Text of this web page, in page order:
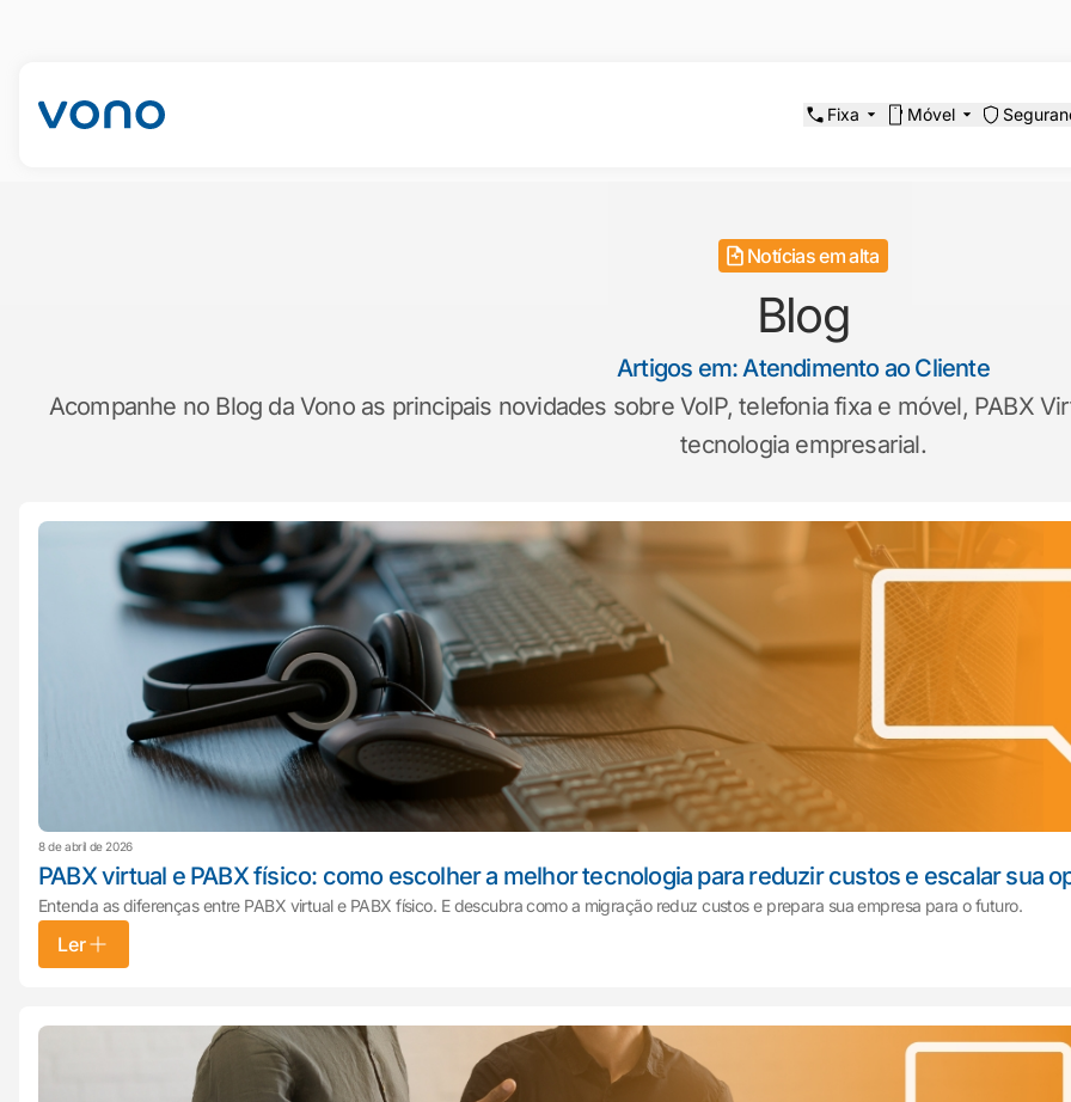
Fixa Móvel
Notícias em alta
Blog
Artigos em: Atendimento ao Cliente
Acompanhe no Blog da Vono as principais novidades sobre VoIP, telefonia fixa e móvel, PABX
tecnologia empresarial.
8 de abril de 2026
PABX virtual e PABX físico: como escolher a melhor tecnologia para reduzir custos e escalar sua
Entenda as diferenças entre PABX virtual e PABX físico. E descubra como a migração reduz custos e prepara sua empresa para o futuro.
Ler